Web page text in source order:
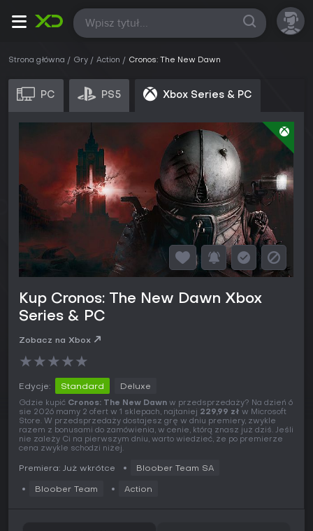
Wszystkie
Strona główna Gry Action Cronos: The New Dawn
PC PS5 Xbox Series & PC
Kup Cronos: The New Dawn Xbox
Series & PC
Zobacz na Xbox
★★★★★
Edycje: Standard Deluxe
Gdzie kupić Cronos: The New Dawn w przedsprzedaży? Na dzień 6
sie 2026 mamy 2 ofert w 1 sklepach, najtaniej 229,99 zł w Microsoft
Store. W przedsprzedaży dostajesz grę w dniu premiery, zwykle
razem z bonusami do zamówienia, w cenie, którą znasz już dziś. Jeśli
nie zależy Ci na pierwszym dniu, warto wiedzieć, że po premierze
cena zwykle schodzi niżej.
Premiera: Już wkrótce Bloober Team SA
Bloober Team Action